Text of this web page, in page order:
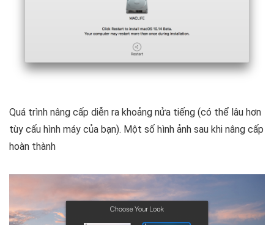
Quá trình nâng cấp diễn ra khoảng nửa tiếng (có thể lâu hơn
tùy cấu hình máy của bạn). Một số hình ảnh sau khi nâng cấp
hoàn thành